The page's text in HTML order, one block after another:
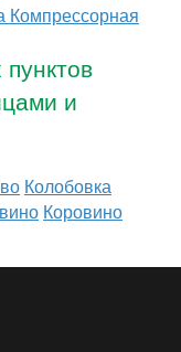
Компрессорная
и
Колобовка
Коровино